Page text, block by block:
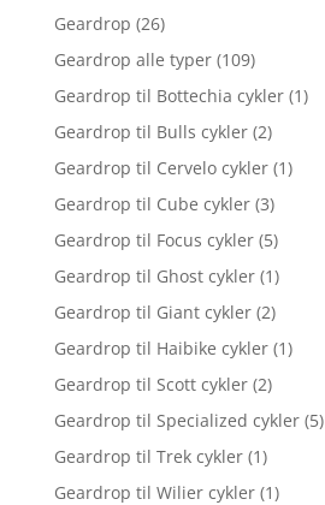
Geardrop (26)
Geardrop alle typer (109)
Geardrop til Bottechia cykler (1)
Geardrop til Bulls cykler (2)
Geardrop til Cervelo cykler (1)
Geardrop til Cube cykler (3)
Geardrop til Focus cykler (5)
Geardrop til Ghost cykler (1)
Geardrop til Giant cykler (2)
Geardrop til Haibike cykler (1)
Geardrop til Scott cykler (2)
Geardrop til Specialized cykler (5)
Geardrop til Trek cykler (1)
Geardrop til Wilier cykler (1)